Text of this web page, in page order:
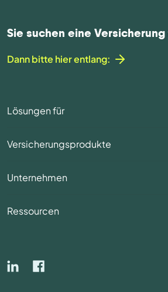
Sie suchen eine
Dann bitte hier entlang:
Lösungen für
Versicherungsprodukte
Unternehmen
Ressourcen